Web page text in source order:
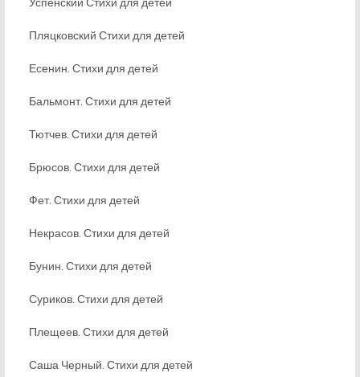
Пляцковский Стихи для детей
Есенин. Стихи для детей
Бальмонт. Стихи для детей
Тютчев. Стихи для детей
Брюсов. Стихи для детей
Фет. Стихи для детей
Некрасов. Стихи для детей
Бунин. Стихи для детей
Суриков. Стихи для детей
Плещеев. Стихи для детей
Саша Черный. Стихи для детей